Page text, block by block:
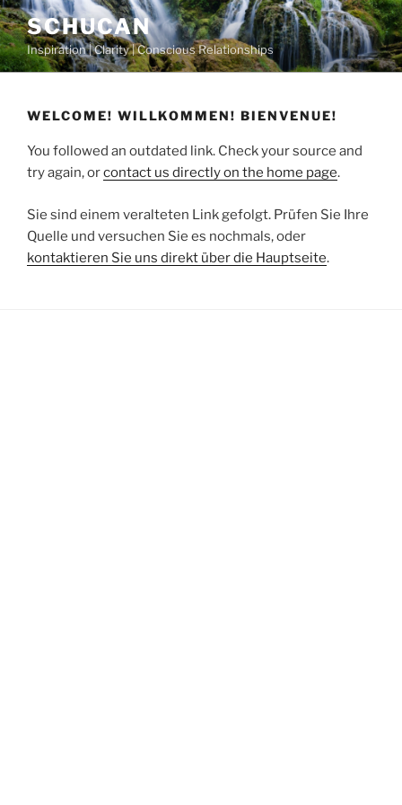
Skip
to
content
SCHUCAN
Inspiration | Clarity | Conscious Relationships
WELCOME! WILLKOMMEN! BIENVENUE!
You followed an outdated link. Check your source and
try again, orcontact us directly on the home page.
Sie sind einem veralteten Link gefolgt. Prüfen Sie Ihre
Quelle und versuchen Sie es nochmals, oder
kontaktieren Sie uns direkt über die Hauptseite.